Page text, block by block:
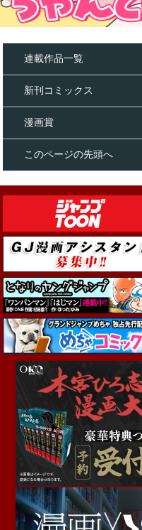
連載作品一覧
新刊コミックス
漫画賞
このページの先頭へ